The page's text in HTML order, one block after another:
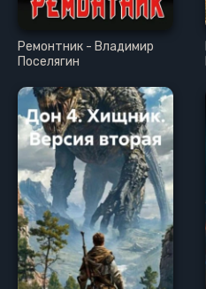
Ремонтник - Владимир
Поселягин